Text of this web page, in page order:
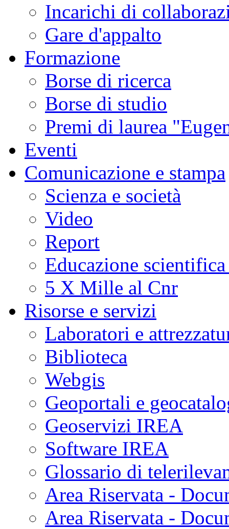
Incarichi di
Gare d'appalto
Formazione
Borse di ricerca
Borse di studio
Premi di laurea
Eventi
Comunicazione e stampa
Scienza e società
Video
Report
Educazione
5 X Mille al Cnr
Risorse e servizi
Laboratori e
Biblioteca
Webgis
Geoportali e
Geoservizi IREA
Software IREA
Glossario di
Area Riservata -
Area Riservata -